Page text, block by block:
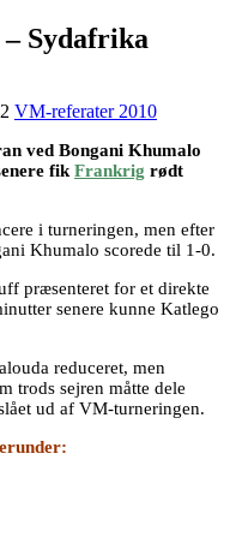
Sydafrika
VM-referater 2010
ved Bongani Khumalo
fik Frankrig rødt
i turneringen, men efter
Khumalo scorede til 1-0.
præsenteret for et direkte
senere kunne Katlego
reduceret, men
trods sejren måtte dele
ud af VM-turneringen.